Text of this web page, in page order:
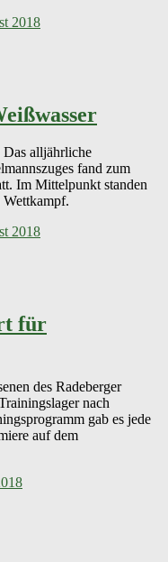
2018
Das alljährliche
fand zum
Im Mittelpunkt standen
Wettkampf.
2018
für
des Radeberger
nach
gab es jede
auf dem